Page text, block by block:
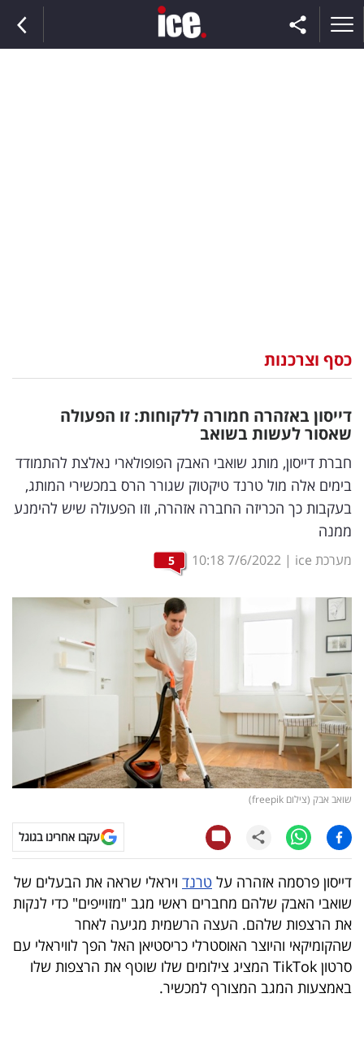
וצרכנות
דיגיטל
וטק
שיווק
ופרסום
משפט
מדדים
ומחקרים
דעות
רכילות
עסקית
קריפטו
ויראלי
טלוויזיה
עסקי
ספורט
קריירה
ולימודים
כסף וצרכנות
דייסון באזהרה חמורה ללקוחות: זו הפעולה
שאסור לעשות בשואב
חברת דייסון, מותג שואבי האבק הפופולארי נאלצת להתמודד
בימים אלה מול טרנד טיקטוק שגורר הרס במכשירי המותג,
בעקבות כך הכריזה החברה אזהרה, וזו הפעולה שיש להימנע
ממנה
מערכת ice |
7/6/2022
10:18
5
שואב אבק (צילום freepik)
עקבו אחרינו בגוגל
דייסון פרסמה אזהרה על טרנד ויראלי שראה את הבעלים של
שואבי האבק שלהם מחברים ראשי מגב "מזוייפים" כדי לנקות
את הרצפות שלהם. העצה הרשמית מגיעה לאחר
שהקומיקאי והיוצר האוסטרלי כריסטיאן האל הפך לוויראלי עם
סרטון TikTok המציג צילומים שלו שוטף את הרצפות שלו
באמצעות המגב המצורף למכשיר.